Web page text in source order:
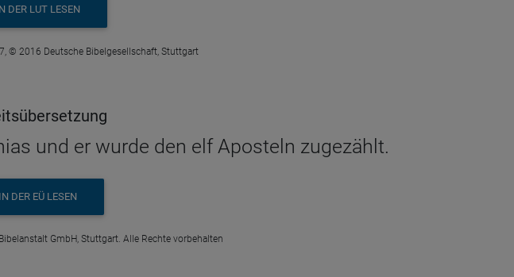
DER LUT LESEN
© 2016 Deutsche Bibelgesellschaft, Stuttgart
und er wurde den elf Aposteln zugezählt.
DER EÜ LESEN
GmbH, Stuttgart. Alle Rechte vorbehalten